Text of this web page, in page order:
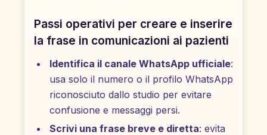
Passi operativi per creare e inserire
la frase in comunicazioni ai pazienti
Identifica il canale WhatsApp ufficiale:
usa solo il numero o il profilo WhatsApp
riconosciuto dallo studio per evitare
confusione e messaggi persi.
Scrivi una frase breve e diretta: evita